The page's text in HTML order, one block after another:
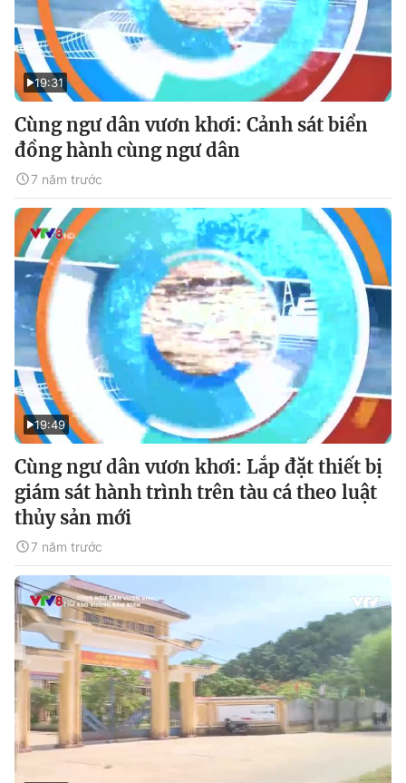
19:31
Cùng ngư dân vươn khơi: Cảnh sát biển
đồng hành cùng ngư dân
7 năm trước
19:49
Cùng ngư dân vươn khơi: Lắp đặt thiết bị
giám sát hành trình trên tàu cá theo luật
thủy sản mới
7 năm trước